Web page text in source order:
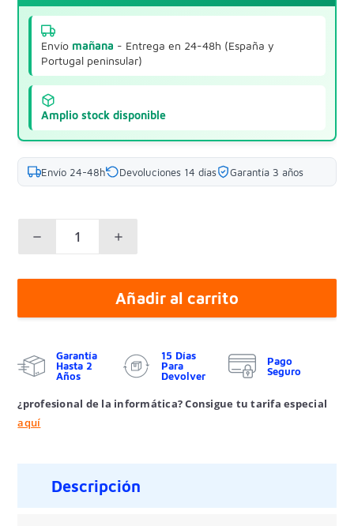
Envío mañana - Entrega en 24-48h (España y
Portugal peninsular)
Amplio stock disponible
Envío 24-48h Devoluciones 14 días Garantía 3 años
Añadir al carrito
Garantía
Hasta 2
Años
15 Días
Para
Devolver
Pago
Seguro
¿profesional de la informática? Consigue tu tarifa especial
aquí
Descripción